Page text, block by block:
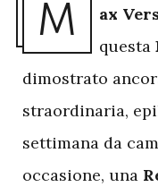
M ax
questa
dimostrato
straordinaria,
settimana da
occasione, una